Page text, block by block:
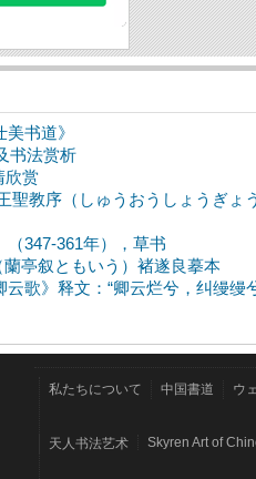
书道》
书法赏析
欣赏
聖教序（しゅうおうしょうぎょ
（347-361年），草书
亭叙ともいう）褚遂良摹本
歌》释文：“卿云烂兮，纠缦缦
私たちについて 中国書道 ウ
天人书法艺术 Skyren Art of